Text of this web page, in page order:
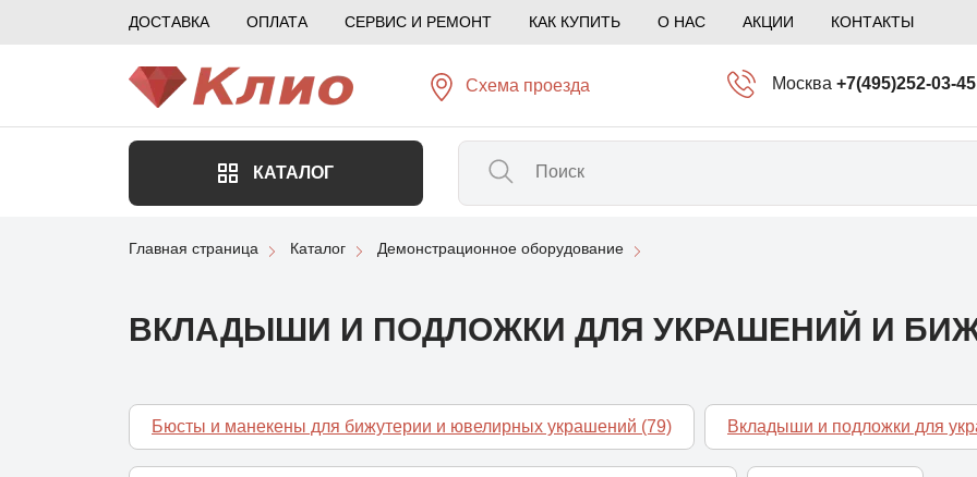
ДОСТАВКА ОПЛАТА СЕРВИС И РЕМОНТ КАК КУПИТЬ О НАС АКЦИИ КОНТАКТЫ
Схема проезда Москва +7(495)252-03-45
КАТАЛОГ
Главная страница Каталог Демонстрационное оборудование
ВКЛАДЫШИ И ПОДЛОЖКИ ДЛЯ УКРАШЕНИЙ И
Бюсты и манекены для бижутерии и ювелирных украшений (79) Вкладыши и подложки для